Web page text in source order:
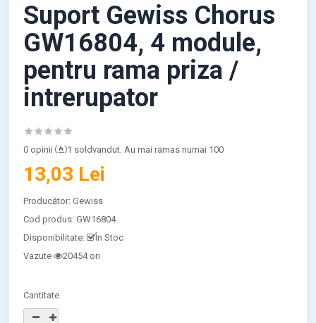
Suport Gewiss Chorus
GW16804, 4 module,
pentru rama priza /
intrerupator
0 opinii 1 soldvandut. Au mai ramas numai 100
13,03 Lei
Producător:Gewiss
Cod produs:GW16804
Disponibilitate:
În Stoc
Vazute
20454 ori
Cantitate